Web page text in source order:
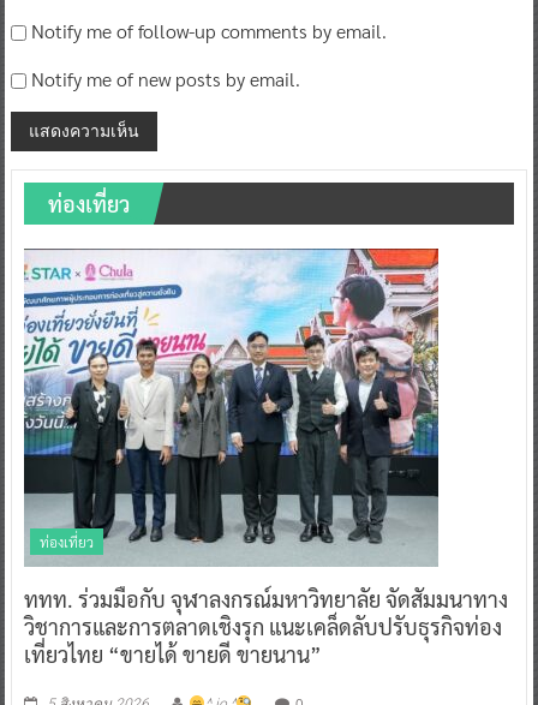
Notify me of follow-up comments by email.
Notify me of new posts by email.
ท่องเที่ยว
ท่องเที่ยว
ททท. ร่วมมือกับ จุฬาลงกรณ์มหาวิทยาลัย จัดสัมมนาทาง
วิชาการและการตลาดเชิงรุก แนะเคล็ดลับปรับธุรกิจท่อง
เที่ยวไทย “ขายได้ ขายดี ขายนาน”